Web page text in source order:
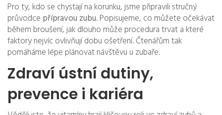
Pro ty, kdo se chystají na korunku, jsme připravili stručný
průvodce přípravou zubu. Popisujeme, co můžete očekávat
během broušení, jak dlouho může procedura trvat a které
faktory nejvíc ovlivňují dobu ošetření. Čtenářům tak
pomáháme lépe plánovat návštěvu u zubaře.
Zdraví ústní dutiny,
prevence i kariéra